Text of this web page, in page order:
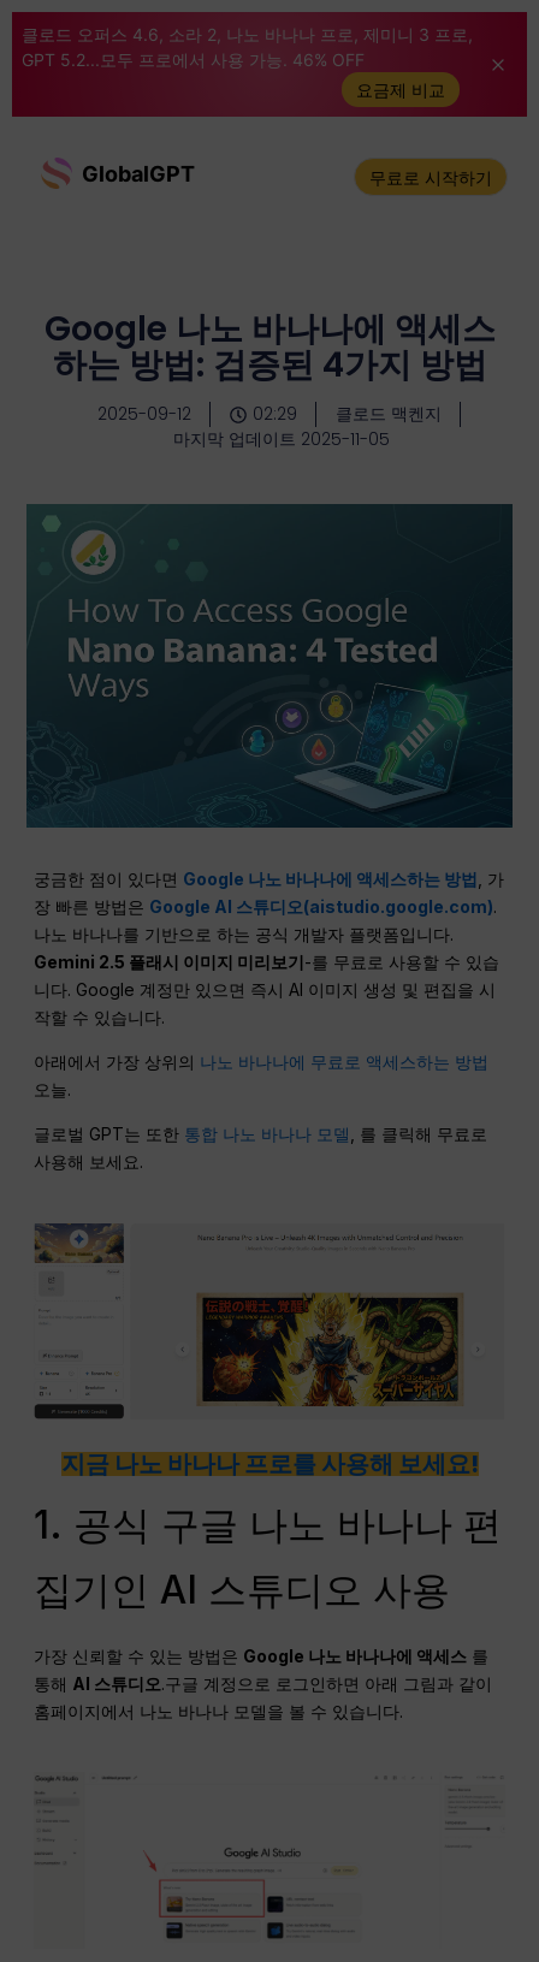
클로드 오퍼스 4.6, 소라 2, 나노 바나나 프로, 제미니 3 프로,
GPT 5.2...모두 프로에서 사용 가능. 46% OFF
요금제 비교
GlobalGPT 무료로 시작하기
Google 나노 바나나에 액세스
하는 방법: 검증된 4가지 방법
2025-09-12 02:29
클로드 맥켄지
마지막 업데이트 2025-11-05
궁금한 점이 있다면 Google 나노 바나나에 액세스하는 방법 , 가
장 빠른 방법은 Google AI 스튜디오(aistudio.google.com).
나노 바나나를 기반으로 하는 공식 개발자 플랫폼입니다.
Gemini 2.5 플래시 이미지 미리보기-를 무료로 사용할 수 있습
니다. Google 계정만 있으면 즉시 AI 이미지 생성 및 편집을 시
작할 수 있습니다.
아래에서 가장 상위의 나노 바나나에 무료로 액세스하는 방법
오늘.
글로벌 GPT는 또한 통합 나노 바나나 모델, 를 클릭해 무료로
사용해 보세요.
지금 나노 바나나 프로를 사용해 보세요!
1. 공식 구글 나노 바나나 편
집기인 AI 스튜디오 사용
가장 신뢰할 수 있는 방법은 Google 나노 바나나에 액세스 를
통해 AI 스튜디오.구글 계정으로 로그인하면 아래 그림과 같이
홈페이지에서 나노 바나나 모델을 볼 수 있습니다.